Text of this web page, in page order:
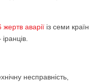
жертв аварії із семи країн.
несправність,